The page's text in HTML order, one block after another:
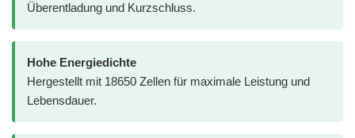
Überentladung und Kurzschluss.
Hohe Energiedichte
Hergestellt mit 18650 Zellen für maximale Leistung und
Lebensdauer.